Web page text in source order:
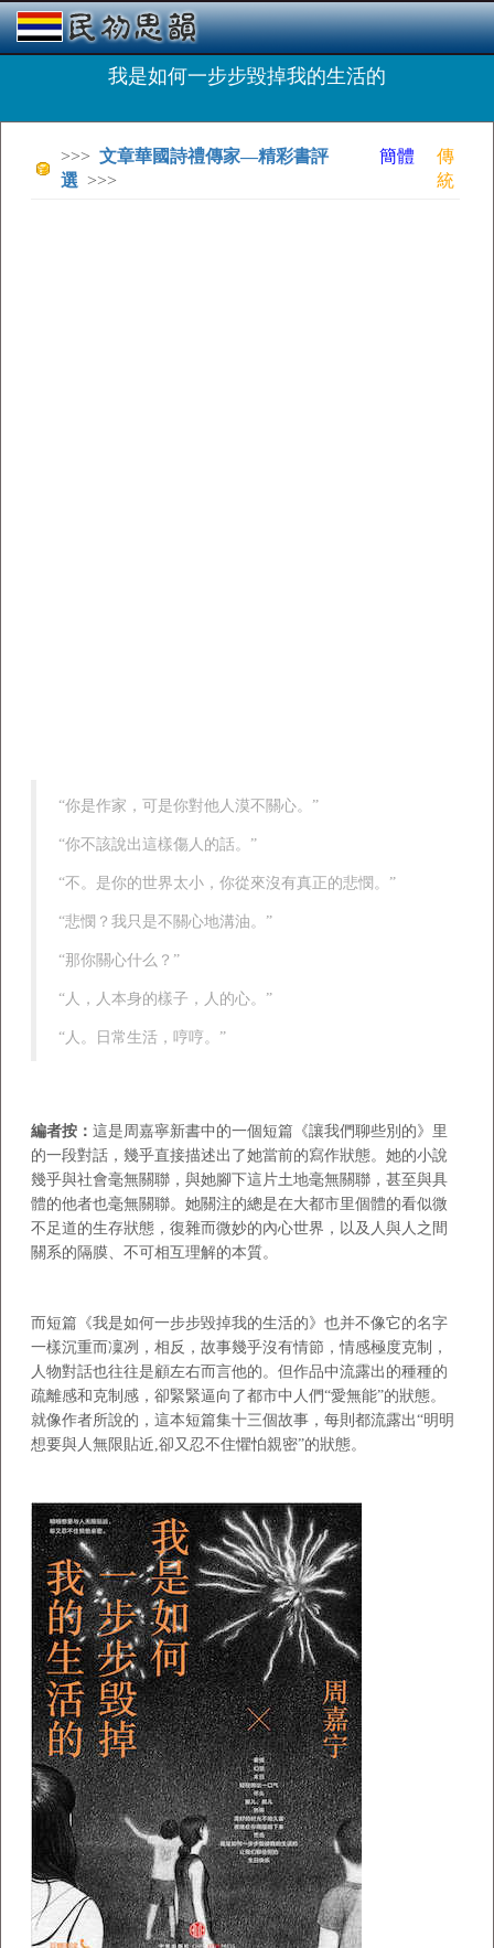
我是如何一步步毀掉我的生活的
>>> 文章華國詩禮傳家—精彩書評
選 >>>
簡體
傳
統
“你是作家，可是你對他人漠不關心。”
“你不該說出這樣傷人的話。”
“不。是你的世界太小，你從來沒有真正的悲憫。”
“悲憫？我只是不關心地溝油。”
“那你關心什么？”
“人，人本身的樣子，人的心。”
“人。日常生活，哼哼。”
編者按： 這是周嘉寧新書中的一個短篇《讓我們聊些別的》里
的一段對話，幾乎直接描述出了她當前的寫作狀態。她的小說
幾乎與社會毫無關聯，與她腳下這片土地毫無關聯，甚至與具
體的他者也毫無關聯。她關注的總是在大都市里個體的看似微
不足道的生存狀態，復雜而微妙的內心世界，以及人與人之間
關系的隔膜、不可相互理解的本質。
而短篇《我是如何一步步毀掉我的生活的》也并不像它的名字
一樣沉重而凜冽，相反，故事幾乎沒有情節，情感極度克制，
人物對話也往往是顧左右而言他的。但作品中流露出的種種的
疏離感和克制感，卻緊緊逼向了都市中人們“愛無能”的狀態。
就像作者所說的，這本短篇集十三個故事，每則都流露出“明明
想要與人無限貼近,卻又忍不住懼怕親密”的狀態。